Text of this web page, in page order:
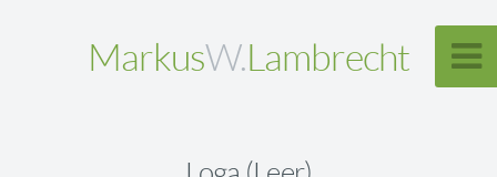
MarkusW.Lambrecht